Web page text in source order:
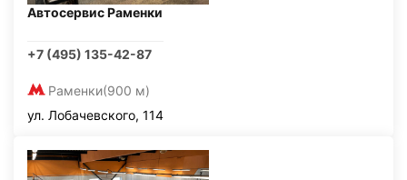
Автосервис Раменки
+7 (495) 135-42-87
Раменки(900 м)
ул. Лобачевского, 114